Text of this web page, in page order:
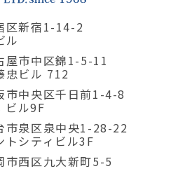
区新宿1-14-2
ル
屋市中区錦1-5-11
忠ビル 712
市中央区千日前1-4-8
ビル9F
市泉区泉中央1-28-22
トシティビル3F
市西区九大新町5-5